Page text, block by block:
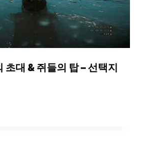
초대 & 쥐들의 탑 – 선택지